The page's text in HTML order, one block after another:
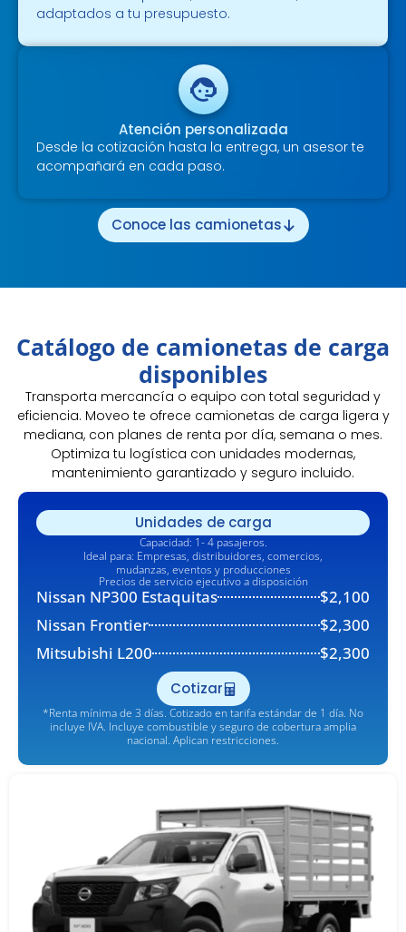
adaptados a tu presupuesto.
Atención personalizada
Desde la cotización hasta la entrega, un asesor te
acompañará en cada paso.
Conoce las camionetas
Catálogo de camionetas de carga
disponibles
Transporta mercancía o equipo con total seguridad y
eficiencia. Moveo te ofrece camionetas de carga ligera y
mediana, con planes de renta por día, semana o mes.
Optimiza tu logística con unidades modernas,
mantenimiento garantizado y seguro incluido.
Unidades de carga
Capacidad: 1- 4 pasajeros.
Ideal para: Empresas, distribuidores, comercios,
mudanzas, eventos y producciones
Precios de servicio ejecutivo a disposición
Nissan NP300 Estaquitas​
$2,100
Nissan Frontier
$2,300
Mitsubishi L200
$2,300
Cotizar
*Renta mínima de 3 días. Cotizado en tarifa estándar de 1 día. No
incluye IVA. Incluye combustible y seguro de cobertura amplia
nacional. Aplican restricciones.